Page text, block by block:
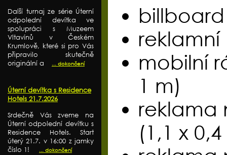
Další turnaj ze série Úterní
odpolední devítka ve
spolupráci s Muzeem
Vltavínů v Českém
Krumlově, které si pro Vás
připravilo skutečně
originální a
... dokončení
Úterní devítka s Residence
Hotels 21.7.2026
Srdečně Vás zveme na
Úterní odpolední devítku s
Residence Hotels. Start
úterý 21.7. v 16:00 z jamky
číslo 1!
... dokončení
billboard
mobilní
1 m)
reklama
(1,1 x